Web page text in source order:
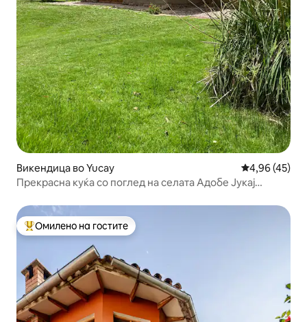
Викендица во Yucay Просечна
4,96 (45)
Прекрасна куќа со поглед на селата Адобе Јукај
Меѓу најуспешните „Омилени на гостите“
Омилено на гостите